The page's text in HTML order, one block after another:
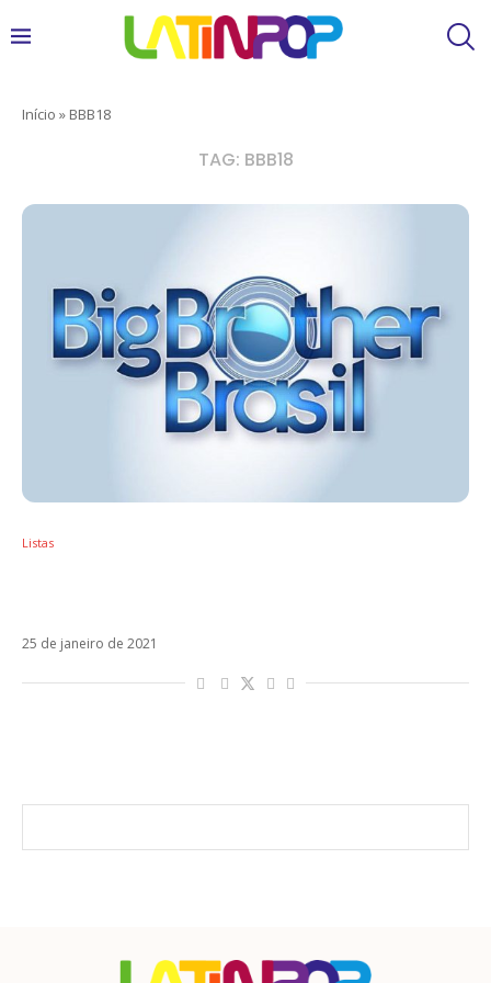
Início » BBB18
TAG: BBB18
Listas
25 de janeiro de 2021